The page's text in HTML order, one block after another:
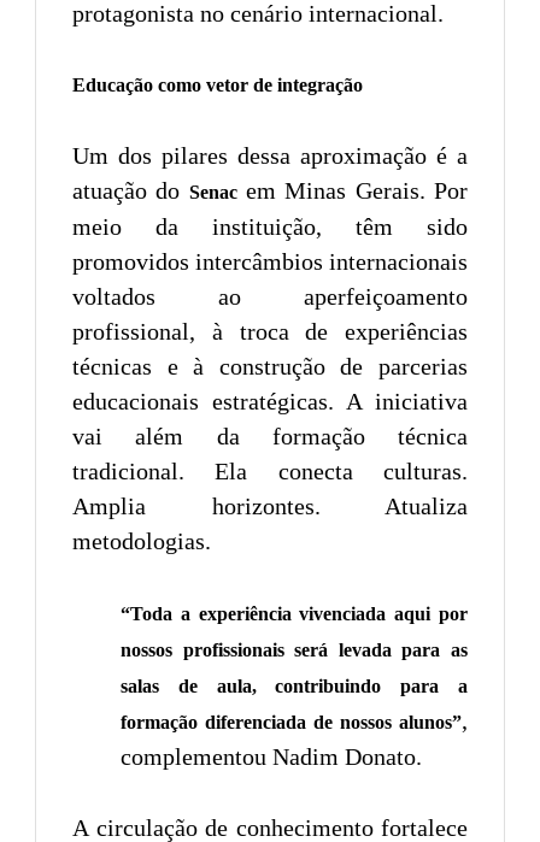
protagonista no cenário internacional.
Educação como vetor de integração
Um dos pilares dessa aproximação é a
atuação do Senacem Minas Gerais. Por
meio da instituição, têm sido
promovidos intercâmbios internacionais
voltados ao aperfeiçoamento
profissional, à troca de experiências
técnicas e à construção de parcerias
educacionais estratégicas. A iniciativa
vai além da formação técnica
tradicional. Ela conecta culturas.
Amplia horizontes. Atualiza
metodologias.
“Toda a experiência vivenciada aqui por
nossos profissionais será levada para as
salas de aula, contribuindo para a
formação diferenciada de nossos alunos”,
complementou Nadim Donato.
A circulação de conhecimento fortalece